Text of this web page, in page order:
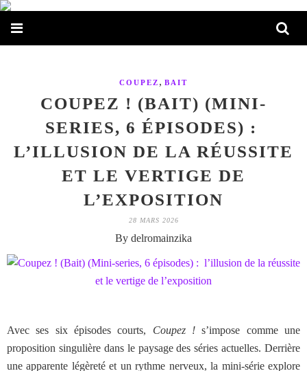
COUPEZ , BAIT
COUPEZ ! (BAIT) (MINI-
SERIES, 6 ÉPISODES) :
L’ILLUSION DE LA RÉUSSITE
ET LE VERTIGE DE
L’EXPOSITION
28 MARS 2026
By delromainzika
Avec ses six épisodes courts, Coupez ! s’impose comme une
proposition singulière dans le paysage des séries actuelles. Derrière
une apparente légèreté et un rythme nerveux, la mini-série explore